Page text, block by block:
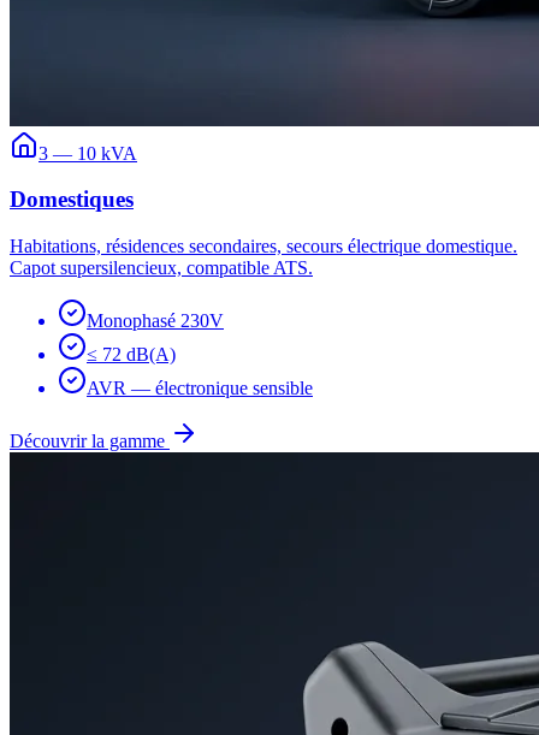
3 — 10 kVA
Domestiques
Habitations, résidences secondaires, secours électrique domestique.
Capot supersilencieux, compatible ATS.
Monophasé 230V
≤ 72 dB(A)
AVR — électronique sensible
Découvrir la gamme